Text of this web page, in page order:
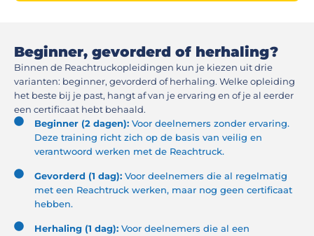
Beginner, gevorderd of herhaling?
Binnen de Reachtruckopleidingen kun je kiezen uit drie
varianten: beginner, gevorderd of herhaling. Welke opleiding
het beste bij je past, hangt af van je ervaring en of je al eerder
een certificaat hebt behaald.
Beginner (2 dagen):Voor deelnemers zonder ervaring.
Deze training richt zich op de basis van veilig en
verantwoord werken met de Reachtruck.
Gevorderd (1 dag):Voor deelnemers die al regelmatig
met een Reachtruck werken, maar nog geen certificaat
hebben.
Herhaling (1 dag):Voor deelnemers die al een